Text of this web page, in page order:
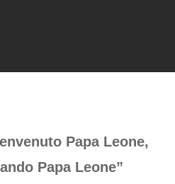
Papa Leone,
Papa Leone”